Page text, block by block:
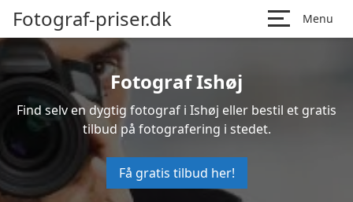
Fotograf-priser.dk Menu
Fotograf Ishøj
Find selv en dygtig fotograf i Ishøj eller bestil et gratis
tilbud på fotografering i stedet.
Få gratis tilbud her!